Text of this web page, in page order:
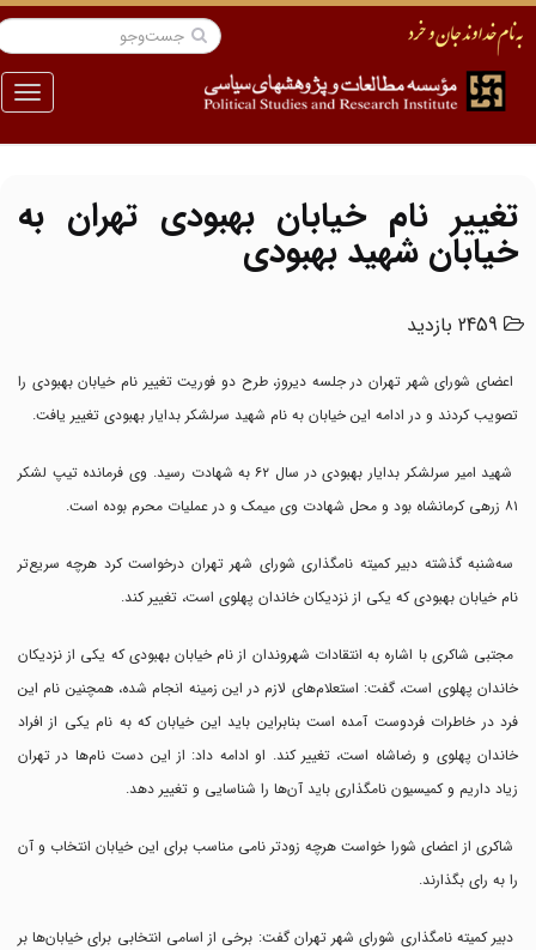
منو
تغییر نام خیابان بهبودی تهران به
خیابان شهید بهبودی
2459 بازدید
اعضای شورای شهر تهران در جلسه دیروز، طرح دو فوریت تغییر نام خیابان بهبودی را
تصویب کردند و در ادامه این خیابان به نام شهید سرلشکر بدایار بهبودی تغییر یافت.
شهید امیر سرلشکر بدایار بهبودی در سال ۶۲ به شهادت رسید. وی فرمانده تیپ لشکر
سه‌شنبه گذشته دبیر کمیته نامگذاری شورای شهر تهران درخواست کرد هرچه سریع‌تر
نام خیابان بهبودی که یکی از نزدیکان خاندان پهلوی است، تغییر کند.
مجتبی شاکری با اشاره به انتقادات شهروندان از نام خیابان بهبودی که یکی از نزدیکان
خاندان پهلوی است، گفت: استعلام‌های لازم در این زمینه انجام شده، همچنین نام این
فرد در خاطرات فردوست آمده است بنابراین باید این خیابان که به نام یکی از افراد
خاندان پهلوی و رضاشاه است، تغییر کند. او ادامه داد: از این دست نام‌ها در تهران
زیاد داریم و کمیسیون نامگذاری باید آن‌ها را شناسایی و تغییر دهد.
شاکری از اعضای شورا خواست هرچه زود‌تر نامی مناسب برای این خیابان انتخاب و آن
را به رای بگذارند.
دبیر کمیته نامگذاری شورای شهر تهران گفت: برخی از اسامی انتخابی برای خیابان‌ها بر